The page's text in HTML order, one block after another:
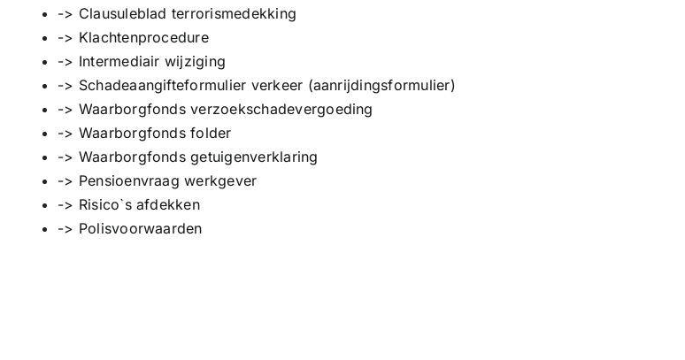
-> Clausuleblad terrorismedekking
-> Klachtenprocedure
-> Intermediair wijziging
-> Schadeaangifteformulier verkeer (aanrijdingsformulier)
-> Waarborgfonds verzoekschadevergoeding
-> Waarborgfonds folder
-> Waarborgfonds getuigenverklaring
-> Pensioenvraag werkgever
-> Risico`s afdekken
-> Polisvoorwaarden